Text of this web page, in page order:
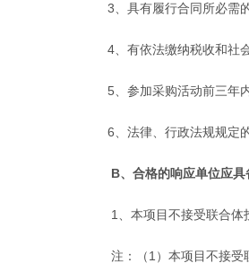
3 、具有履行合同所必需
4 、有依法缴纳税收和社
5 、参加采购活动前三年
6 、法律、行政法规规定
B、合格的响应单位应具
1 、本项目不接受联合体
注：（1 ）本项目不接受